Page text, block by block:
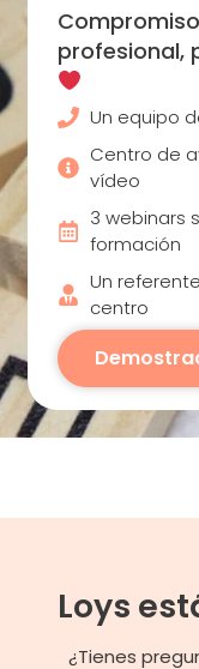
profesional,
Un equipo
Centro de
vídeo
3 webinars
formación
Un
centro
Loys
¿Tienes